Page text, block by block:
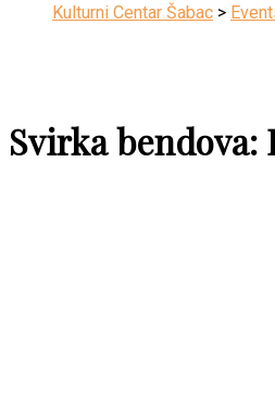
Kulturni Centar Šabac >
Svirka